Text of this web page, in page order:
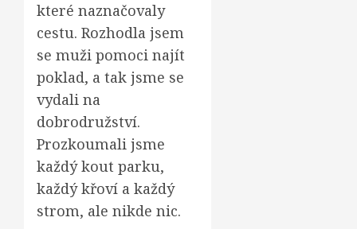
které naznačovaly
cestu. Rozhodla jsem
se muži pomoci najít
poklad, a tak jsme se
vydali na
dobrodružství.
Prozkoumali jsme
každý kout parku,
každý křoví a každý
strom, ale nikde nic.